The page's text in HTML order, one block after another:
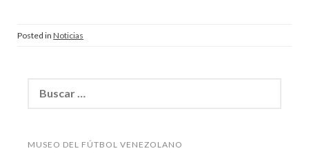
Posted in Noticias
MUSEO DEL FÚTBOL VENEZOLANO